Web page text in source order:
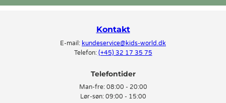
Kontakt
E-mail: kundeservice@kids-world.dk
Telefon: (+45) 32 17 35 75
Telefontider
Man-fre: 08:00 - 20:00
Lør-søn: 09:00 - 15:00